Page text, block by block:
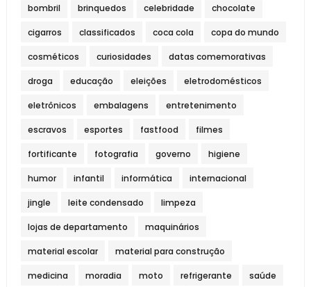
bombril brinquedos celebridade chocolate
cigarros classificados coca cola copa do mundo
cosméticos curiosidades datas comemorativas
droga educação eleições eletrodomésticos
eletrônicos embalagens entretenimento
escravos esportes fastfood filmes
fortificante fotografia governo higiene
humor infantil informática internacional
jingle leite condensado limpeza
lojas de departamento maquinários
material escolar material para construção
medicina moradia moto refrigerante saúde